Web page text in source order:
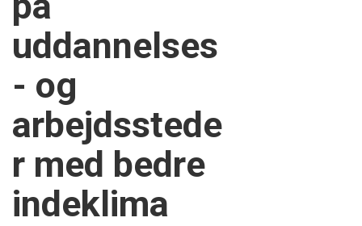
uddannelses
- og
arbejdsstede
r med bedre
indeklima